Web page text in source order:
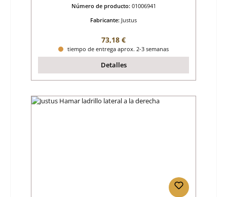
Número de producto: 01006941
Fabricante: Justus
Precio normal:
73,18 €
tiempo de entrega aprox. 2-3 semanas
Detalles